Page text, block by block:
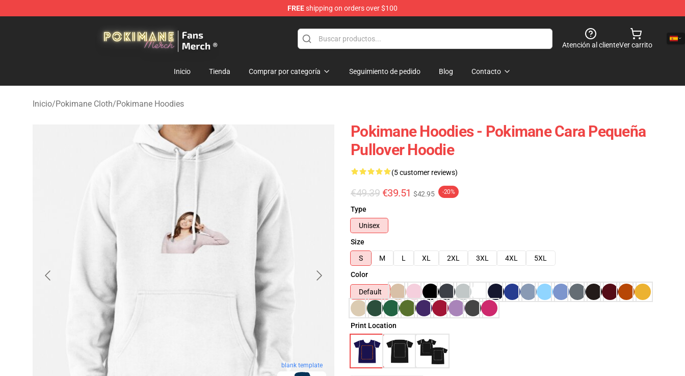
FREEshipping on orders over $100
Atención al clienteVer carrito
Inicio Tienda Comprar por categoría Seguimiento de pedido Blog Contacto
Inicio/Pokimane Cloth/Pokimane Hoodies
blank template
Pokimane Hoodies - Pokimane Cara Pequeña
Pullover Hoodie
(5 customer reviews)
€49.39 €39.51 $42.95 -20%
Type
Unisex
Size
S
M L XL 2XL 3XL 4XL
5XL
Color
Default
Print Location